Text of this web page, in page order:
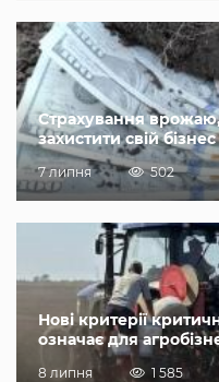
Страхування
захистити свій бізнес
7 липня 502
Нові критерії
означає для
8 липня 1 585